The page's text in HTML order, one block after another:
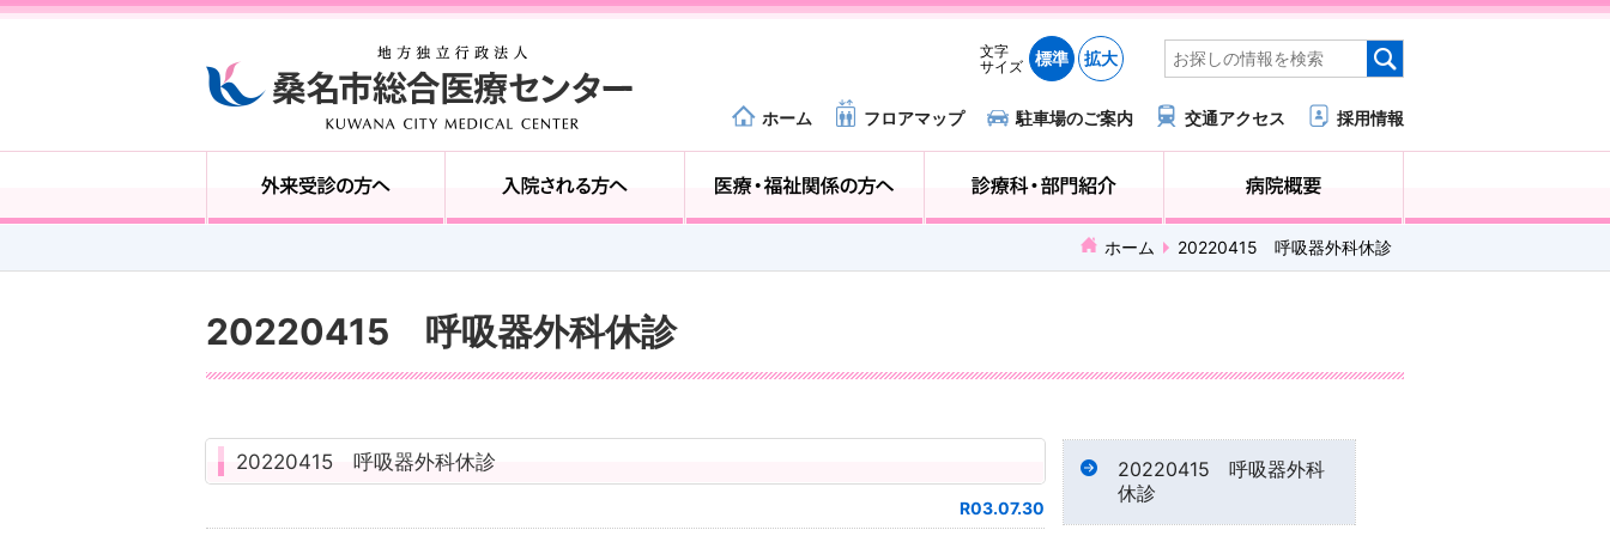
文字
サイズ
標準 拡大
ホーム フロアマップ 駐車場のご案内 交通アクセス 採用情報
ホーム 20220415 呼吸器外科休診
20220415 呼吸器外科休診
20220415 呼吸器外科休診
R03.07.30
20220415 呼吸器外科
休診